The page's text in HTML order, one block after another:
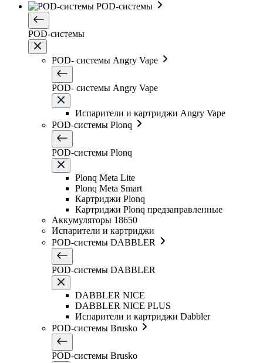
POD-системы
POD-системы
POD- системы Angry Vape
POD- системы Angry Vape
Испарители и картриджи Angry Vape
POD-системы Plonq
POD-системы Plonq
Plonq Meta Lite
Plonq Meta Smart
Картриджи Plonq
Картриджи Plonq предзаправленные
Аккумуляторы 18650
Испарители и картриджи
POD-системы DABBLER
POD-системы DABBLER
DABBLER NICE
DABBLER NICE PLUS
Испарители и картриджи Dabbler
POD-системы Brusko
POD-системы Brusko